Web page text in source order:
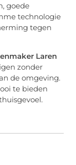
goede
technologie
tegen
Laren
zonder
de omgeving.
te bieden